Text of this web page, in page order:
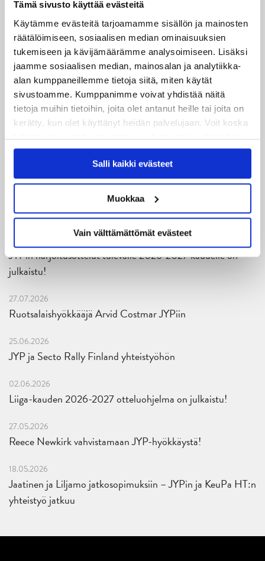
Tämä sivusto käyttää evästeitä
Käytämme evästeitä tarjoamamme sisällön ja mainosten
räätälöimiseen, sosiaalisen median ominaisuuksien
tukemiseen ja kävijämäärämme analysoimiseen. Lisäksi
jaamme sosiaalisen median, mainosalan ja analytiikka-
alan kumppaneillemme tietoja siitä, miten käytät
sivustoamme. Kumppanimme voivat yhdistää näitä
tietoja muihin tietoihin, joita olet antanut heille tai joita on
kerätty, kun olet käyttänyt heidän palvelujaan. Voit koska
tahansa kumota tai muuttaa suostumustasi evästeiden
käytöstäEvästeet-sivultamme.
Salli kaikki evästeet
Muokkaa
Vain välttämättömät evästeet
Uusimmat
08.08.2026
Turnausraportti: JYP juhlii seurahistorian ensimmäistä
Tampere Cupin voittoa!
06.08.2026
JYPin kausi käyntiin Tampere Cupista!
05.08.2026
JYPin kapteenisto Liiga-kauteen 2026–2027 on nimetty
04.08.2026
Joukkueen yhteisharjoitukset ovat alkaneet – ensimmäinen
mittari luvassa jo heti viikonloppuna Tampere Cupissa!
JYPin harjoitusottelut tulevalle 2026-2027 kaudelle on
julkaistu!
27.07.2026
Ruotsalaishyökkääjä Arvid Costmar JYPiin
25.06.2026
JYP ja Secto Rally Finland yhteistyöhön
02.06.2026
Liiga-kauden 2026-2027 otteluohjelma on julkaistu!
27.05.2026
Reece Newkirk vahvistamaan JYP-hyökkäystä!
18.05.2026
Jaatinen ja Liljamo jatkosopimuksiin – JYPin ja KeuPa HT:n
yhteistyö jatkuu